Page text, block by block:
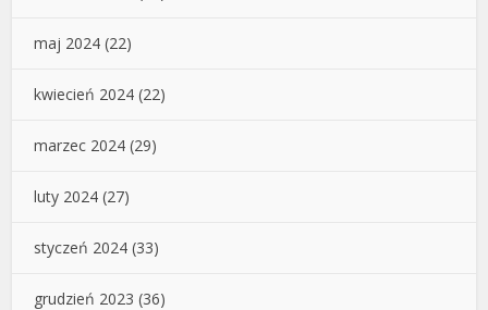
maj 2024 (22)
kwiecień 2024 (22)
marzec 2024 (29)
luty 2024 (27)
styczeń 2024 (33)
grudzień 2023 (36)